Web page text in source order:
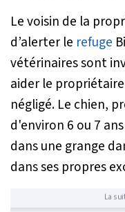
Le voisin de la
d’alerter le refuge
vétérinaires sont
aider le
négligé. Le chien,
d'environ 6 ou 7
dans une grange
dans ses propres
La